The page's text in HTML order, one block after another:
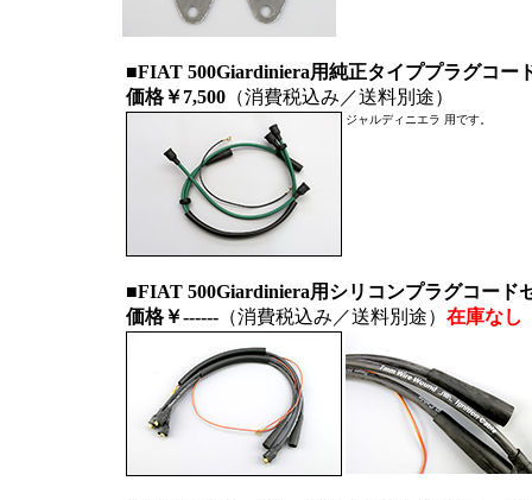
■FIAT 500Giardiniera用純正タイププラグコー
価格￥7,500 （消費税込み／送料別途）
ジャルディニエラ 用です。
■FIAT 500Giardiniera用シリコンプラグコード
価格￥------ （消費税込み／送料別途） 在庫なし